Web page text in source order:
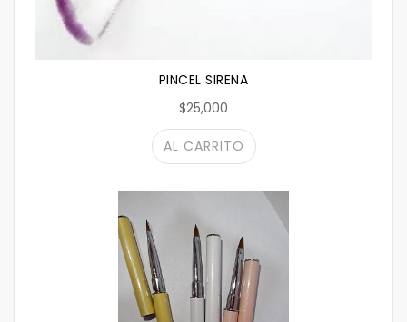
PINCEL SIRENA
$25,000
AL CARRITO